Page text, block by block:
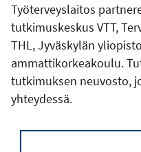
Työterveyslaitos
tutkimuskeskus VTT,
THL, Jyväskylän
ammattikorkeakoulu.
tutkimuksen neuvosto,
yhteydessä.